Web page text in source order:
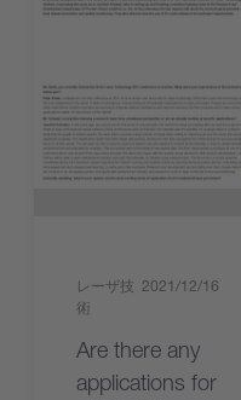
レーザ技
術
2021/12/16
Are there any
applications for